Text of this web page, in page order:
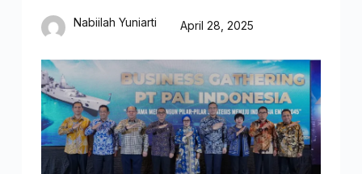
Nabiilah Yuniarti April 28, 2025